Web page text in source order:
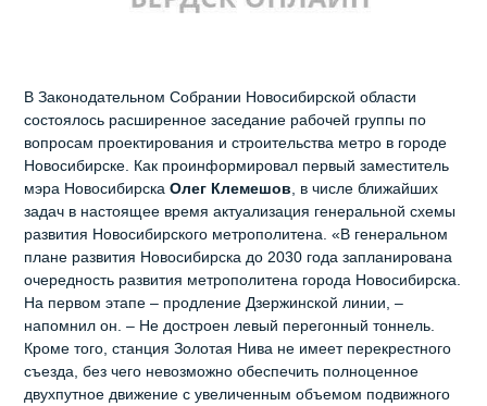
В Законодательном Собрании Новосибирской области
состоялось расширенное заседание рабочей группы по
вопросам проектирования и строительства метро в городе
Новосибирске. Как проинформировал первый заместитель
мэра НовосибирскаОлег Клемешов , в числе ближайших
задач в настоящее время актуализация генеральной схемы
развития Новосибирского метрополитена. «В генеральном
плане развития Новосибирска до 2030 года запланирована
очередность развития метрополитена города Новосибирска.
На первом этапе – продление Дзержинской линии, –
напомнил он. – Не достроен левый перегонный тоннель.
Кроме того, станция Золотая Нива не имеет перекрестного
съезда, без чего невозможно обеспечить полноценное
двухпутное движение с увеличенным объемом подвижного